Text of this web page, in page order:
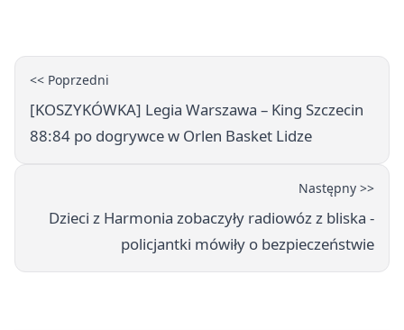
<< Poprzedni
[KOSZYKÓWKA] Legia Warszawa – King Szczecin
88:84 po dogrywce w Orlen Basket Lidze
Następny >>
Dzieci z Harmonia zobaczyły radiowóz z bliska -
policjantki mówiły o bezpieczeństwie